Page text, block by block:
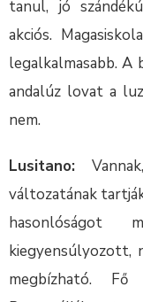
tanul, jó
akciós.
legalkalmasabb. A
andalúz lovat a
nem.
Lusitano:
változatának
hasonlóságot
kiegyensúlyozott,
megbízható.